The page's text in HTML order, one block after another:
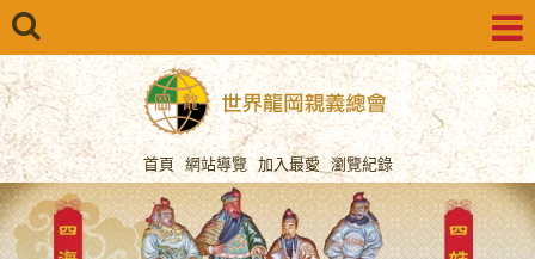
首頁 網站導覽 加入最愛 瀏覽紀錄